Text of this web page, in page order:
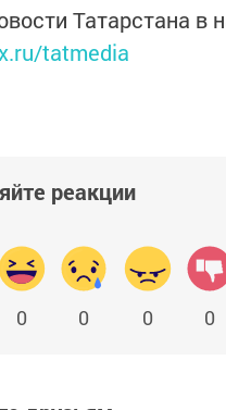
Татарстана
tatmedia
реакции
0 0 0 0